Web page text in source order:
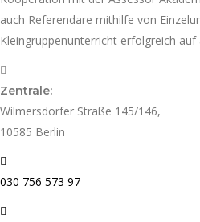
auch Referendare mithilfe von
Kleingruppenunterricht erfolgreich
Zentrale:
Wilmersdorfer Straße 145/146,
10585 Berlin
030 756 573 97